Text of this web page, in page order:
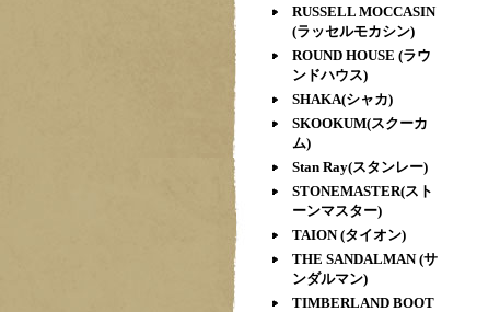
RUSSELL MOCCASIN
(ラッセルモカシン)
ROUND HOUSE (ラウ
ンドハウス)
SHAKA(シャカ)
SKOOKUM(スクーカ
ム)
Stan Ray(スタンレー)
STONEMASTER(スト
ーンマスター)
TAION (タイオン)
THE SANDALMAN (サ
ンダルマン)
TIMBERLAND BOOT